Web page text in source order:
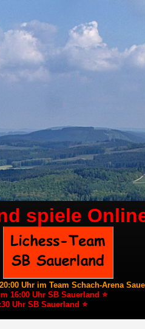
spiele
Uhr im Team Schach-Arena
16:00 Uhr SB Sauerland ⭐
Uhr SB Sauerland ⭐